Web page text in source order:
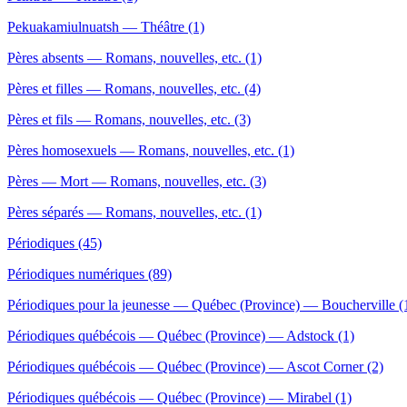
Pekuakamiulnuatsh — Théâtre (1)
Pères absents — Romans, nouvelles, etc. (1)
Pères et filles — Romans, nouvelles, etc. (4)
Pères et fils — Romans, nouvelles, etc. (3)
Pères homosexuels — Romans, nouvelles, etc. (1)
Pères — Mort — Romans, nouvelles, etc. (3)
Pères séparés — Romans, nouvelles, etc. (1)
Périodiques (45)
Périodiques numériques (89)
Périodiques pour la jeunesse — Québec (Province) — Boucherville
Périodiques québécois — Québec (Province) — Adstock (1)
Périodiques québécois — Québec (Province) — Ascot Corner (2)
Périodiques québécois — Québec (Province) — Mirabel (1)